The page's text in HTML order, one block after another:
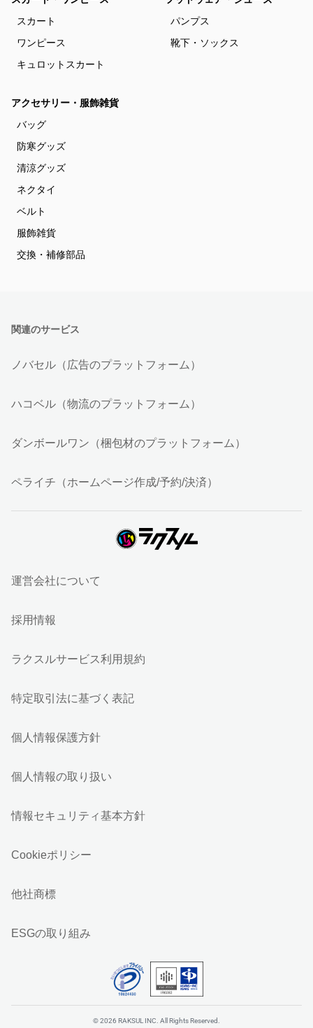
スカート
ワンピース
キュロットスカート
パンプス
靴下・ソックス
アクセサリー・服飾雑貨
バッグ
防寒グッズ
清涼グッズ
ネクタイ
ベルト
服飾雑貨
交換・補修部品
関連のサービス
ノバセル（広告のプラットフォーム）
ハコベル（物流のプラットフォーム）
ダンボールワン（梱包材のプラットフォーム）
ペライチ（ホームページ作成/予約/決済）
運営会社について
採用情報
ラクスルサービス利用規約
特定取引法に基づく表記
個人情報保護方針
個人情報の取り扱い
情報セキュリティ基本方針
Cookieポリシー
他社商標
ESGの取り組み
© 2026 RAKSUL INC. All Rights Reserved.